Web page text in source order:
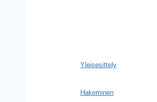
Yleisesittely
Hakeminen